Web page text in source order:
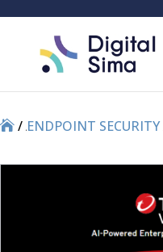
//ENDPOINT SECURITY